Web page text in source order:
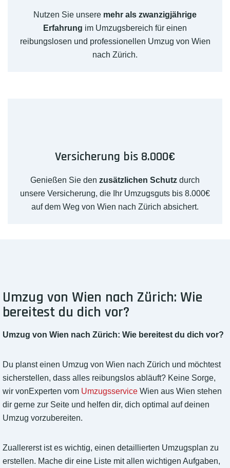
Nutzen Sie unsere mehr als zwanzigjährige
Erfahrung im Umzugsbereich für einen
reibungslosen und professionellen Umzug von Wien
nach Zürich.
Versicherung bis 8.000€
Genießen Sie den zusätzlichen Schutz durch
unsere Versicherung, die Ihr Umzugsguts bis 8.000€
auf dem Weg von Wien nach Zürich absichert.
Umzug von Wien nach Zürich: Wie
bereitest du dich vor?
Umzug von Wien nach Zürich: Wie bereitest du dich vor?
Du planst einen Umzug von Wien nach Zürich und möchtest
sicherstellen, dass alles reibungslos abläuft? Keine Sorge,
wir vonExperten vom Umzugsservice Wien aus Wien stehen
dir gerne zur Seite und helfen dir, dich optimal auf deinen
Umzug vorzubereiten.
Zuallererst ist es wichtig, einen detaillierten Umzugsplan zu
erstellen. Mache dir eine Liste mit allen wichtigen Aufgaben,